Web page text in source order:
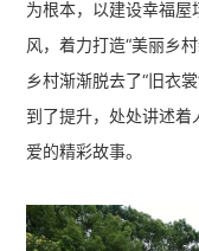
为根本，以建设幸福
风，着力打造“美丽乡
乡村渐渐脱去了“旧衣
到了提升，处处讲述
爱的精彩故事。